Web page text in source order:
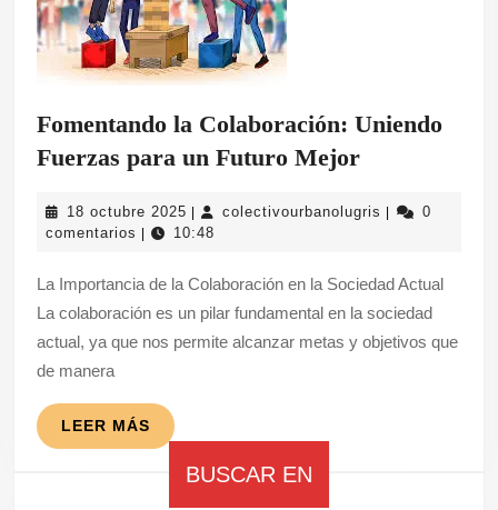
Fomentando la Colaboración: Uniendo
Fuerzas para un Futuro MejorFomentando
Fuerzas
para
un
18 octubre 2025 18
octubre
| colectivourbanolugris |
0
comentarios | 10:48
La Importancia de la Colaboración en la Sociedad Actual
La colaboración es un pilar fundamental en la sociedad
actual, ya que nos permite alcanzar metas y objetivos que
de manera
LEER MÁS LEER
MÁS
BUSCAR EN